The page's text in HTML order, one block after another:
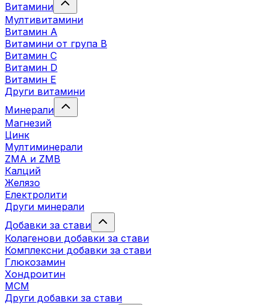
Витамини
Мултивитамини
Витамин А
Витамини от група B
Витамин C
Витамин D
Витамин E
Други витамини
Минерали
Магнезий
Цинк
Мултиминерали
ZMA и ZMB
Калций
Желязо
Електролити
Други минерали
Добавки за стави
Колагенови добавки за стави
Комплексни добавки за стави
Глюкозамин
Хондроитин
МСМ
Други добавки за стави